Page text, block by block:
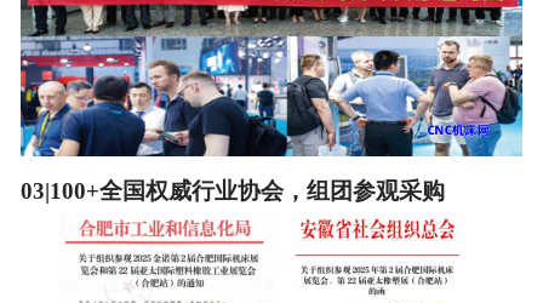
03|100+全国权威行业协会，组团参观采购